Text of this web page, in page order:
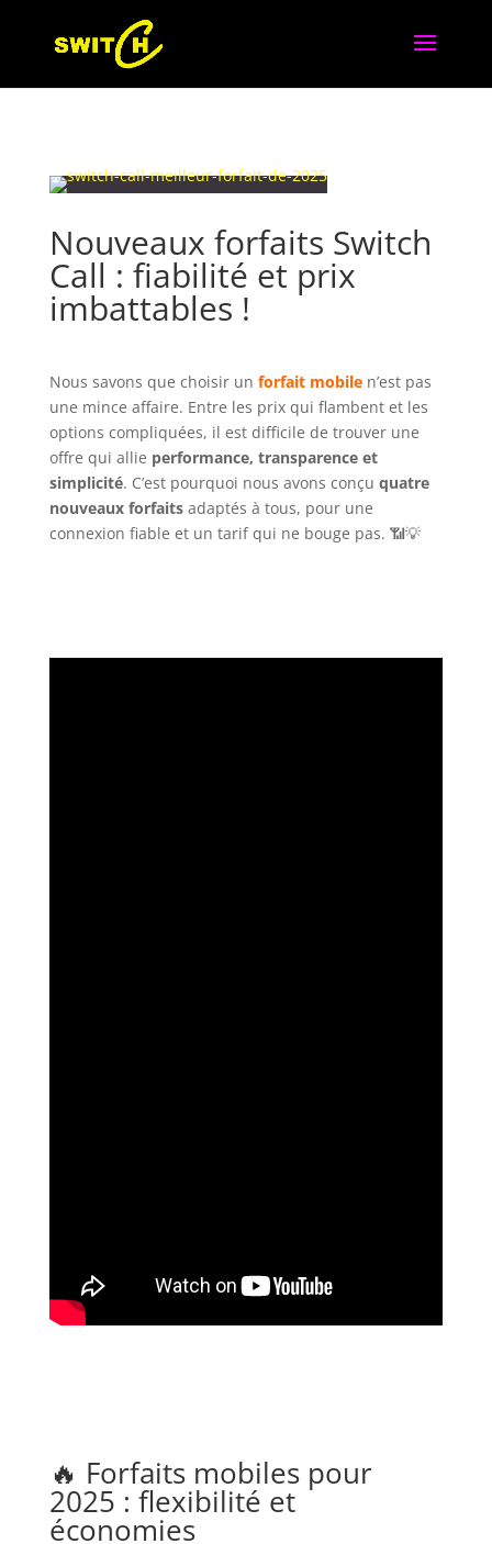
Nouveaux forfaits Switch
Call : fiabilité et prix
imbattables !
Nous savons que choisir un forfait mobilen’est pas
une mince affaire. Entre les prix qui flambent et les
options compliquées, il est difficile de trouver une
offre qui allie performance, transparence et
simplicité. C’est pourquoi nous avons conçu quatre
nouveaux forfaitsadaptés à tous, pour une
connexion fiable et un tarif qui ne bouge pas. 📶💡
🔥 Forfaits mobiles pour
2025 : flexibilité et
économies